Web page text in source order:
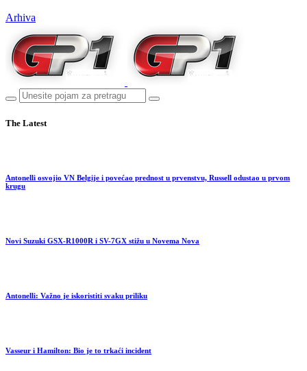
Arhiva
The Latest
Antonelli osvojio VN Belgije i povećao prednost u prvenstvu, Russell odustao u prvom
krugu
Novi Suzuki GSX-R1000R i SV-7GX stižu u Novema Nova
Antonelli: Važno je iskoristiti svaku priliku
Vasseur i Hamilton: Bio je to trkaći incident